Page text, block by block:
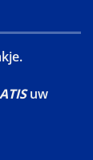
uw